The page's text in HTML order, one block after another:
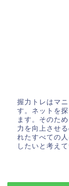
握力トレはマ
す。ネットを
ます。そのた
力を向上させ
れたすべての
したいと考えて